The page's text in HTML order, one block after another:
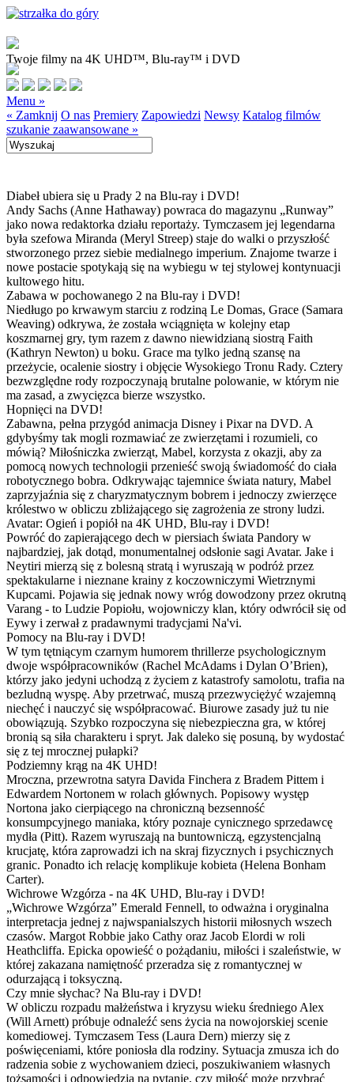
Twoje filmy na 4K UHD™, Blu-ray™ i DVD
Menu »
« Zamknij O nas Premiery Zapowiedzi Newsy Katalog filmów
szukanie zaawansowane »
Diabeł ubiera się u Prady 2 na Blu-ray i DVD!
Andy Sachs (Anne Hathaway) powraca do magazynu „Runway”
jako nowa redaktorka działu reportaży. Tymczasem jej legendarna
była szefowa Miranda (Meryl Streep) staje do walki o przyszłość
stworzonego przez siebie medialnego imperium. Znajome twarze i
nowe postacie spotykają się na wybiegu w tej stylowej kontynuacji
kultowego hitu.
Zabawa w pochowanego 2 na Blu-ray i DVD!
Niedługo po krwawym starciu z rodziną Le Domas, Grace (Samara
Weaving) odkrywa, że została wciągnięta w kolejny etap
koszmarnej gry, tym razem z dawno niewidzianą siostrą Faith
(Kathryn Newton) u boku. Grace ma tylko jedną szansę na
przeżycie, ocalenie siostry i objęcie Wysokiego Tronu Rady. Cztery
bezwzględne rody rozpoczynają brutalne polowanie, w którym nie
ma zasad, a zwycięzca bierze wszystko.
Hopnięci na DVD!
Zabawna, pełna przygód animacja Disney i Pixar na DVD. A
gdybyśmy tak mogli rozmawiać ze zwierzętami i rozumieli, co
mówią? Miłośniczka zwierząt, Mabel, korzysta z okazji, aby za
pomocą nowych technologii przenieść swoją świadomość do ciała
robotycznego bobra. Odkrywając tajemnice świata natury, Mabel
zaprzyjaźnia się z charyzmatycznym bobrem i jednoczy zwierzęce
królestwo w obliczu zbliżającego się zagrożenia ze strony ludzi.
Avatar: Ogień i popiół na 4K UHD, Blu-ray i DVD!
Powróć do zapierającego dech w piersiach świata Pandory w
najbardziej, jak dotąd, monumentalnej odsłonie sagi Avatar. Jake i
Neytiri mierzą się z bolesną stratą i wyruszają w podróż przez
spektakularne i nieznane krainy z koczowniczymi Wietrznymi
Kupcami. Pojawia się jednak nowy wróg dowodzony przez okrutną
Varang - to Ludzie Popiołu, wojowniczy klan, który odwrócił się od
Eywy i zerwał z pradawnymi tradycjami Na'vi.
Pomocy na Blu-ray i DVD!
W tym tętniącym czarnym humorem thrillerze psychologicznym
dwoje współpracowników (Rachel McAdams i Dylan O’Brien),
którzy jako jedyni uchodzą z życiem z katastrofy samolotu, trafia na
bezludną wyspę. Aby przetrwać, muszą przezwyciężyć wzajemną
niechęć i nauczyć się współpracować. Biurowe zasady już tu nie
obowiązują. Szybko rozpoczyna się niebezpieczna gra, w której
bronią są siła charakteru i spryt. Jak daleko się posuną, by wydostać
się z tej mrocznej pułapki?
Podziemny krąg na 4K UHD!
Mroczna, przewrotna satyra Davida Finchera z Bradem Pittem i
Edwardem Nortonem w rolach głównych. Popisowy występ
Nortona jako cierpiącego na chroniczną bezsenność
konsumpcyjnego maniaka, który poznaje cynicznego sprzedawcę
mydła (Pitt). Razem wyruszają na buntowniczą, egzystencjalną
krucjatę, która zaprowadzi ich na skraj fizycznych i psychicznych
granic. Ponadto ich relację komplikuje kobieta (Helena Bonham
Carter).
Wichrowe Wzgórza - na 4K UHD, Blu-ray i DVD!
„Wichrowe Wzgórza” Emerald Fennell, to odważna i oryginalna
interpretacja jednej z najwspanialszych historii miłosnych wszech
czasów. Margot Robbie jako Cathy oraz Jacob Elordi w roli
Heathcliffa. Epicka opowieść o pożądaniu, miłości i szaleństwie, w
której zakazana namiętność przeradza się z romantycznej w
odurzającą i toksyczną.
Czy mnie słychac? Na Blu-ray i DVD!
W obliczu rozpadu małżeństwa i kryzysu wieku średniego Alex
(Will Arnett) próbuje odnaleźć sens życia na nowojorskiej scenie
komediowej. Tymczasem Tess (Laura Dern) mierzy się z
poświęceniami, które poniosła dla rodziny. Sytuacja zmusza ich do
radzenia sobie z wychowaniem dzieci, poszukiwaniem własnych
tożsamości i odpowiedzią na pytanie, czy miłość może przybrać